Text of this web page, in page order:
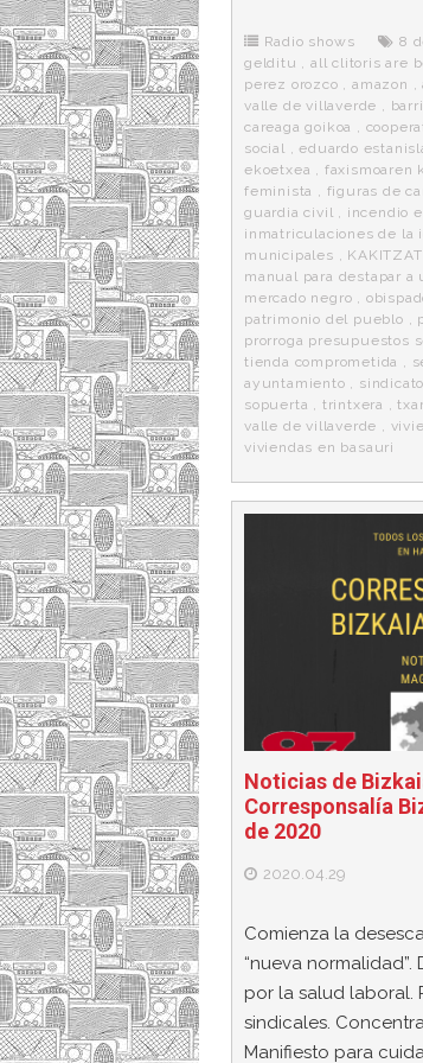
o
k
r
e
r
a
Radio shows 8
gelditu
,all clitoris are
perez orozco ,amazon ,
valle de villaverde
careaga goikoa
social
,eduardo
ekoetxea
faxismoaren
feminista
figuras de
guardia civil
incendio
inmatriculaciones de la
municipales
KAKITZAT
manual para destapar
mercado negro
patrimonio del pueblo
prorroga presupuestos
tienda comprometida
ayuntamiento
sopuerta
trintxera ,
valle de villaverde
viviendas en basauri
Noticias de
Corresponsalía
de 2020
2020.04.29
Comienza la
“nueva
por la salud laboral.
sindicales.
Manifiesto para